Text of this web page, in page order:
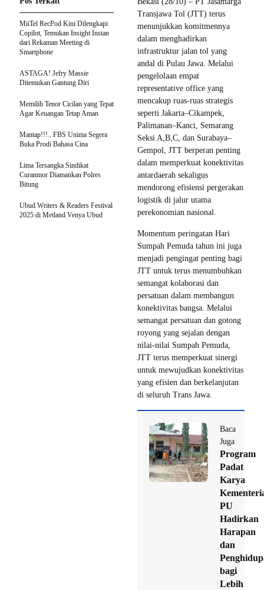
Transjawa Tol (JTT) terus
menunjukkan komitmennya
dalam menghadirkan
infrastruktur jalan tol yang
andal di Pulau Jawa. Melalui
pengelolaan empat
representative office yang
mencakup ruas-ruas strategis
seperti Jakarta–Cikampek,
Palimanan–Kanci, Semarang
Seksi A,B,C, dan Surabaya–
Gempol, JTT berperan penting
dalam memperkuat konektivitas
antardaerah sekaligus
mendorong efisiensi pergerakan
logistik di jalur utama
perekonomian nasional.
Momentum peringatan Hari
Sumpah Pemuda tahun ini juga
menjadi pengingat penting bagi
JTT untuk terus menumbuhkan
semangat kolaborasi dan
persatuan dalam membangun
konektivitas bangsa. Melalui
semangat persatuan dan gotong
royong yang sejalan dengan
nilai-nilai Sumpah Pemuda,
JTT terus memperkuat sinergi
untuk mewujudkan konektivitas
yang efisien dan berkelanjutan
di seluruh Trans Jawa.
Baca
Juga
Program
Padat
Karya
PU
Hadirkan
Harapan
dan
bagi
Lebih
MiiTel RecPod Kini Dilengkapi
Copilot, Temukan Insight Instan
dari Rekaman Meeting di
Smartphone
ASTAGA! Jefry Massie
Ditemukan Gantung Diri
Memilih Tenor Cicilan yang Tepat
Agar Keuangan Tetap Aman
Mantap!!!.. FBS Unima Segera
Buka Prodi Bahasa Cina
Lima Tersangka Sindikat
Curanmor Diamankan Polres
Bitung
Ubud Writers & Readers Festival
2025 di Metland Venya Ubud